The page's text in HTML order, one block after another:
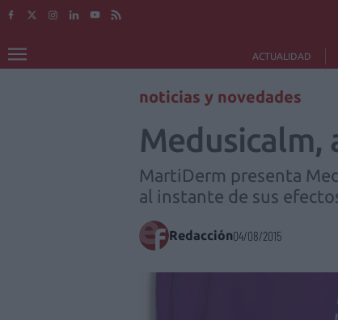
ACTUALIDAD
noticias y novedades
Medusicalm,
MartiDerm presenta
al instante de sus
Redacción04/08/2015